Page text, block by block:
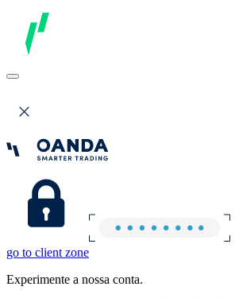
go to client zone
Experimente a nossa conta.